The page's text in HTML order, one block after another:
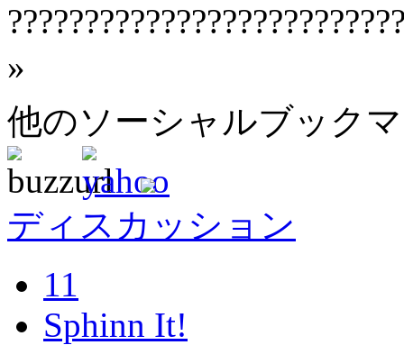
»
他のソーシャルブック
ディスカッション
11
Sphinn It!